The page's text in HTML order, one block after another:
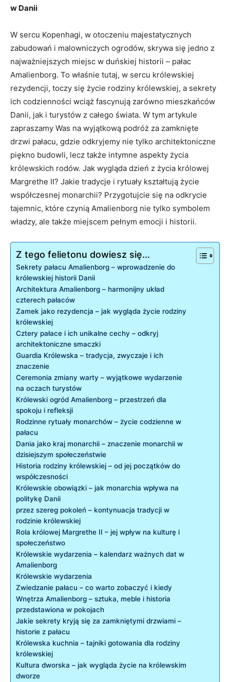
w Danii
W sercu Kopenhagi, w otoczeniu ⁤majestatycznych
zabudowań ‌i malowniczych ogrodów, skrywa się jedno z
najważniejszych miejsc‌ w duńskiej historii – pałac
Amalienborg. To właśnie tutaj, w sercu królewskiej
rezydencji, toczy się życie rodziny królewskiej, ‌a ‍sekrety
ich codzienności ⁢wciąż fascynują zarówno mieszkańców
Danii, jak ‍i turystów ‍z całego świata. W tym artykule
zapraszamy Was na⁢ wyjątkową ⁢podróż za ⁢zamknięte
drzwi pałacu, gdzie odkryjemy ⁤nie tylko ⁣architektoniczne
piękno budowli, lecz także intymne aspekty życia
królewskich ‌rodów. Jak wygląda dzień z życia królowej
⁣Margrethe II?​ Jakie‍ tradycje i rytuały ⁤kształtują życie
współczesnej monarchii? Przygotujcie się na⁢ odkrycie
tajemnic, które czynią Amalienborg ‍nie ⁣tylko symbolem
władzy, ale‍ także ​miejscem pełnym ‍emocji i​ historii.
Z tego felietonu dowiesz się...
Sekrety⁣ pałacu Amalienborg‌ – ⁢wprowadzenie do
królewskiej⁣ historii Danii
Architektura Amalienborg⁤ – harmonijny ⁣układ⁢
czterech pałaców
Zamek⁣ jako rezydencja – jak ⁣wygląda życie ‍rodziny
królewskiej
Cztery pałace ⁣i ich unikalne cechy‌ – odkryj
architektoniczne smaczki
Guardia Królewska – tradycja, zwyczaje i ich
znaczenie
Ceremonia zmiany warty – wyjątkowe⁣ wydarzenie
na oczach turystów
Królewski ogród Amalienborg – ‍przestrzeń dla
spokoju i refleksji
Rodzinne⁤ rytuały monarchów – życie codzienne w
pałacu
Dania jako kraj monarchii – znaczenie monarchii w
dzisiejszym społeczeństwie
Historia rodziny ‌królewskiej – od​ jej początków do
współczesności
Królewskie ‍obowiązki – jak monarchia wpływa na
politykę Danii
przez szereg pokoleń – kontynuacja tradycji w
rodzinie królewskiej
Rola królowej⁣ Margrethe⁢ II – jej wpływ ‌na kulturę⁣ i
społeczeństwo
Królewskie wydarzenia – kalendarz ​ważnych dat w
Amalienborg
Królewskie wydarzenia
Zwiedzanie pałacu – co warto zobaczyć⁢ i kiedy
Wnętrza ‌Amalienborg – sztuka,‌ meble⁣ i historia
przedstawiona w pokojach
Jakie sekrety kryją się za zamkniętymi drzwiami –
‍historie z pałacu
Królewska ⁢kuchnia – ⁣tajniki gotowania dla rodziny
królewskiej
Kultura⁤ dworska – jak⁤ wygląda ⁢życie‌ na królewskim
dworze